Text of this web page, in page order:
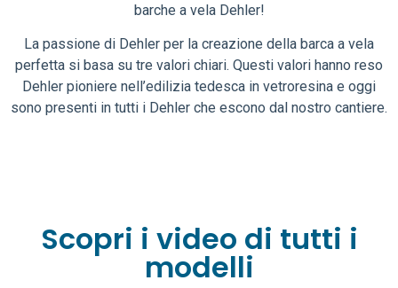
barche a vela Dehler!
La passione di Dehler per la creazione della barca a vela
perfetta si basa su tre valori chiari. Questi valori hanno reso
Dehler pioniere nell’edilizia tedesca in vetroresina e oggi
sono presenti in tutti i Dehler che escono dal nostro cantiere.
Scopri i video di tutti i
modelli